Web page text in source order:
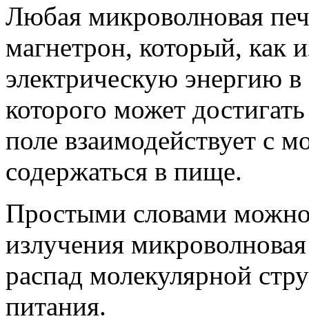
Любая микроволновая
магнетрон, который, как
электрическую энергию в
которого может
поле взаимодействует с
содержаться в пище.
Простыми словами можно
излучения
распад молекулярной
питания.